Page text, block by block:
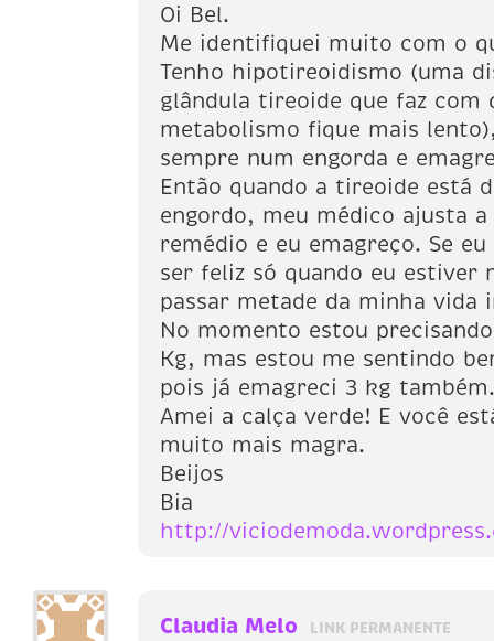
Oi Bel.
Me identifiquei muito com o
Tenho hipotireoidismo (uma
glândula tireoide que faz com
metabolismo fique mais
sempre num engorda e
Então quando a tireoide está
engordo, meu médico ajusta a
remédio e eu emagreço. Se
ser feliz só quando eu estiver
passar metade da minha vida
No momento estou
Kg, mas estou me sentindo
pois já emagreci 3 kg também.
Amei a calça verde! E você
muito mais magra.
Beijos
Bia
http://
Claudia Melo LINK PERMANENTE